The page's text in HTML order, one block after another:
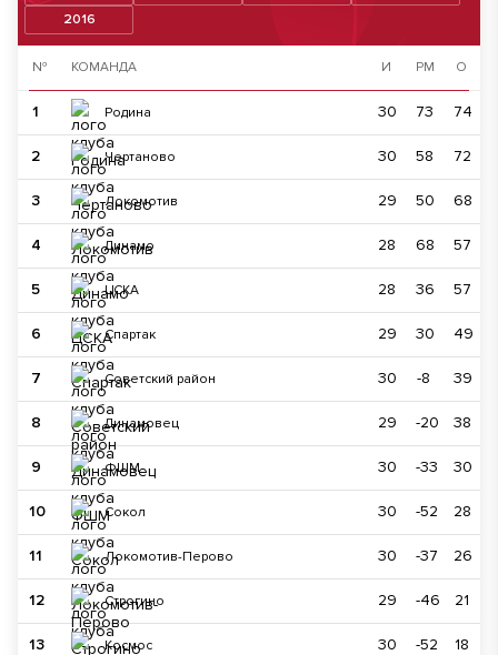
2016
№ КОМАНДА И РМ О
1 Родина 30 73 74
2 Чертаново 30 58 72
3 Локомотив 29 50 68
4 Динамо 28 68 57
5 ЦСКА 28 36 57
6 Спартак 29 30 49
7 Советский район 30 -8 39
8 Динамовец 29 -20 38
9 ФШМ 30 -33 30
10 Сокол 30 -52 28
11 Локомотив-Перово 30 -37 26
12 Строгино 29 -46 21
13 Космос 30 -52 18